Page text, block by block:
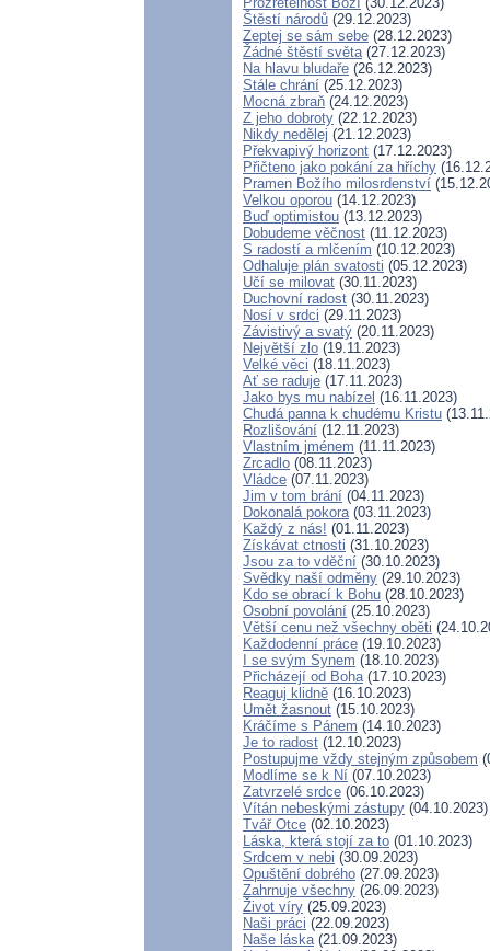
Štěstí národů (29.12.2023)
Zeptej se sám sebe (28.12.2023)
Žádné štěstí světa(27.12.2023)
Na hlavu bludaře (26.12.2023)
Stále chrání (25.12.2023)
Mocná zbraň (24.12.2023)
Z jeho dobroty (22.12.2023)
Nikdy nedělej (21.12.2023)
Překvapivý horizont (17.12.2023)
Přičteno jako pokání za hříchy
Pramen Božího milosrdenství
Velkou oporou (14.12.2023)
Buď optimistou (13.12.2023)
Dobudeme věčnost (11.12.2023)
S radostí a mlčením (10.12.2023)
Odhaluje plán svatosti (05.12.2023)
Učí se milovat (30.11.2023)
Duchovní radost (30.11.2023)
Nosí v srdci (29.11.2023)
Závistivý a svatý (20.11.2023)
Největší zlo (19.11.2023)
Velké věci (18.11.2023)
Ať se raduje (17.11.2023)
Jako bys mu nabízel (16.11.2023)
Chudá panna k chudému Kristu
Rozlišování (12.11.2023)
Vlastním jménem (11.11.2023)
Zrcadlo (08.11.2023)
Vládce (07.11.2023)
Jim v tom brání (04.11.2023)
Dokonalá pokora(03.11.2023)
Každý z nás! (01.11.2023)
Získávat ctnosti (31.10.2023)
Jsou za to vděční (30.10.2023)
Svědky naší odměny (29.10.2023)
Kdo se obrací k Bohu (28.10.2023)
Osobní povolání (25.10.2023)
Větší cenu než všechny oběti
Každodenní práce (19.10.2023)
I se svým Synem (18.10.2023)
Přicházejí od Boha(17.10.2023)
Reaguj klidně (16.10.2023)
Umět žasnout (15.10.2023)
Kráčíme s Pánem (14.10.2023)
Je to radost (12.10.2023)
Postupujme vždy stejným způsobem
Modlíme se k Ní (07.10.2023)
Zatvrzelé srdce (06.10.2023)
Vítán nebeskými zástupy (04.10.2023)
Tvář Otce (02.10.2023)
Láska, která stojí za to (01.10.2023)
Srdcem v nebi (30.09.2023)
Opuštění dobrého (27.09.2023)
Zahrnuje všechny (26.09.2023)
Život víry (25.09.2023)
Naši práci (22.09.2023)
Naše láska(21.09.2023)